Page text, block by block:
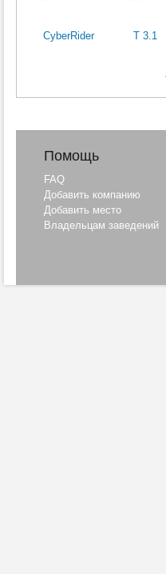
CyberRider T 3.1
Помощь
FAQ
Добавить компанию
Добавить место
Владельцам заведений